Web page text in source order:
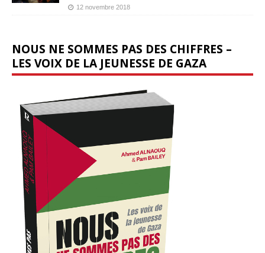
12 novembre 2018
NOUS NE SOMMES PAS DES CHIFFRES –
LES VOIX DE LA JEUNESSE DE GAZA